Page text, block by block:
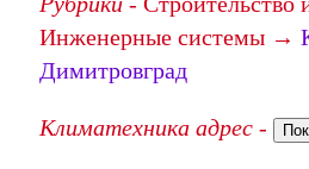
Инженерные системы →
Димитровград
Климатехника адрес -